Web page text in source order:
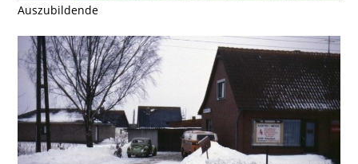
Auszubildende